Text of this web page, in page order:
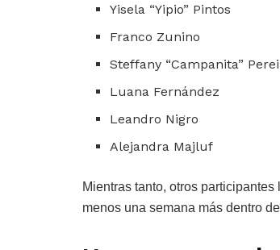
Yisela “Yipio” Pintos
Franco Zunino
Steffany “Campanita”
Luana Fernández
Leandro Nigro
Alejandra Majluf
Mientras tanto, otros
menos una semana más dentro